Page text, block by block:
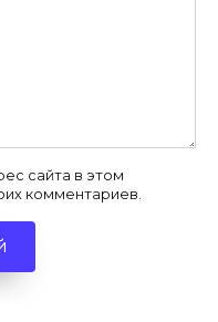
сайта в этом
комментариев.